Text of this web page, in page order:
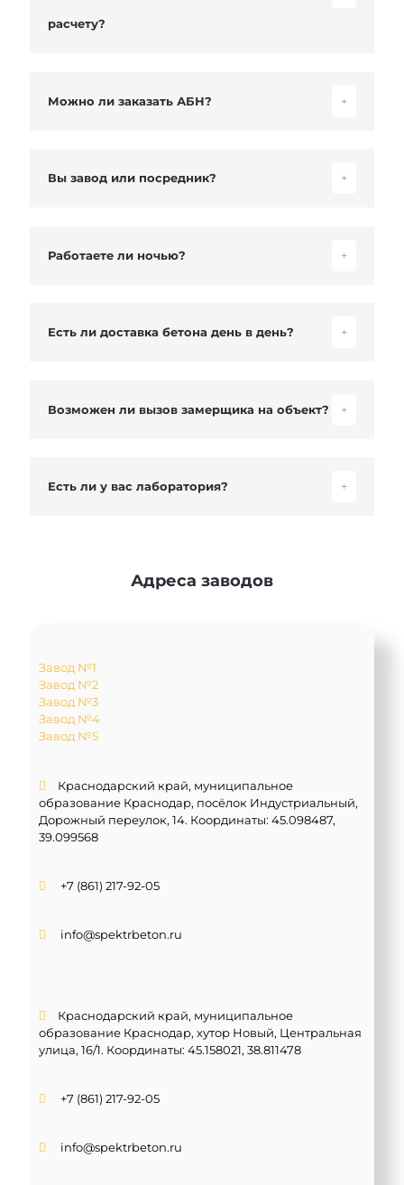
расчету?
Можно ли заказать АБН? +
Вы завод или посредник? +
Работаете ли ночью? +
Есть ли доставка бетона день в день? +
Возможен ли вызов замерщика на объект? +
Есть ли у вас лаборатория? +
Адреса заводов
Завод №1
Завод №2
Завод №3
Завод №4
Завод №5
Краснодарский край, муниципальное
образование Краснодар, посёлок Индустриальный,
Дорожный переулок, 14. Координаты: 45.098487,
39.099568
+7 (861) 217-92-05
info@spektrbeton.ru
Краснодарский край, муниципальное
образование Краснодар, хутор Новый, Центральная
улица, 16/1. Координаты: 45.158021, 38.811478
+7 (861) 217-92-05
info@spektrbeton.ru